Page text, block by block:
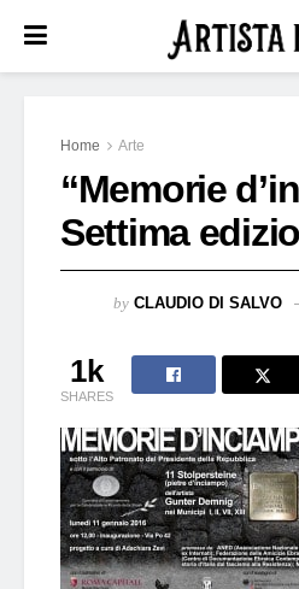
Home Arte
“Memorie
Settima
by CLAUDIO DI SALVO
1k
SHARES